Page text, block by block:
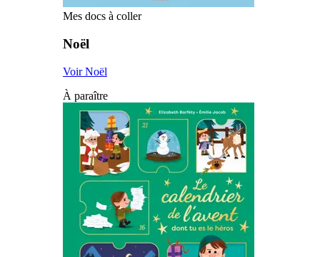
Mes docs à coller
Noël
Voir Noël
À paraître